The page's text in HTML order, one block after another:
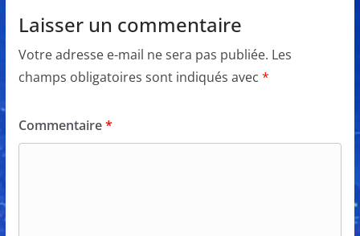
Laisser un commentaire
Votre adresse e-mail ne sera pas publiée. Les
champs obligatoires sont indiqués avec *
Commentaire*